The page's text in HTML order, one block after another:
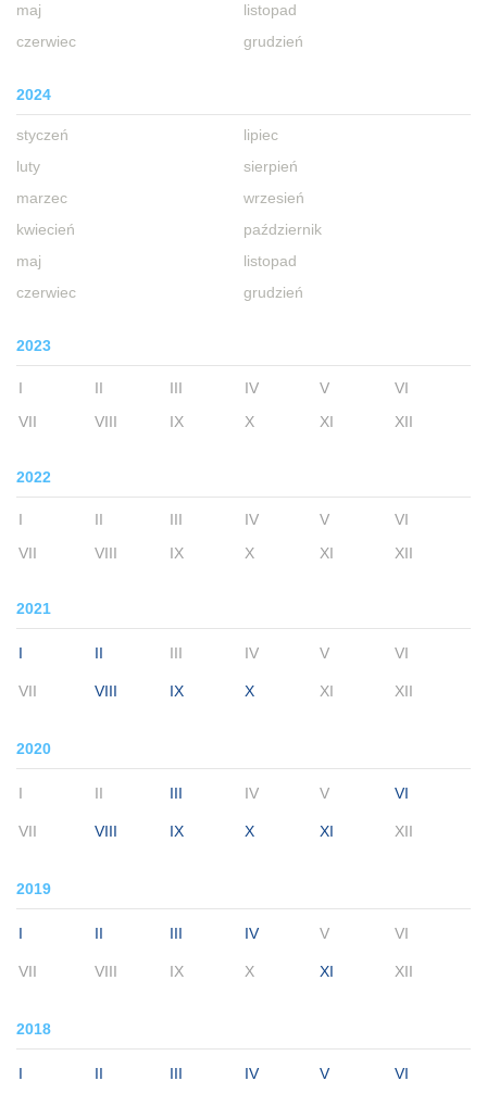
maj
czerwiec
listopad
grudzień
2024
styczeń
luty
marzec
kwiecień
maj
czerwiec
lipiec
sierpień
wrzesień
październik
listopad
grudzień
2023
I II III IV V
VI
VII
VIII IX X XI XII
2022
I II III IV V
VI
VII
VIII IX X XI XII
2021
I II III IV V VI
VII VIII IX X XI XII
2020
I II III IV V VI
VII VIII IX X XI XII
2019
I II III IV V VI
VII VIII IX X XI XII
2018
I II III IV V VI